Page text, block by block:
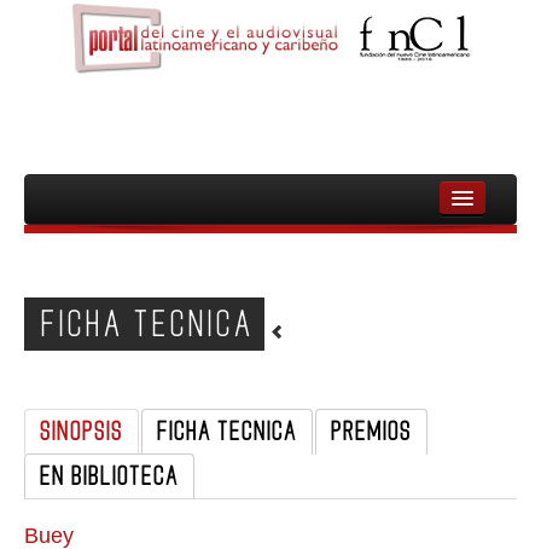
INICIO
PELICULAS
DOCUMENTALES
MUJERES
AUDIOVISUAL INDIGENA Y COMUNITARIO
FICHA TECNICA
SINOPSIS FICHA TECNICA
PREMIOS
EN BIBLIOTECA
Buey